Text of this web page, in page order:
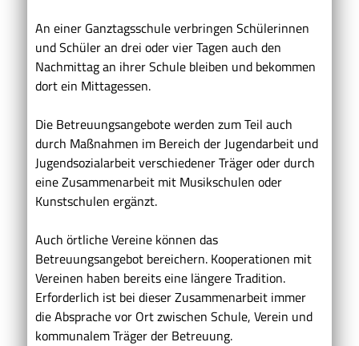
An einer Ganztagsschule verbringen Schülerinnen
und Schüler an drei oder vier Tagen auch den
Nachmittag an ihrer Schule bleiben und bekommen
dort ein Mittagessen.
Die Betreuungsangebote werden zum Teil auch
durch Maßnahmen im Bereich der Jugendarbeit und
Jugendsozialarbeit verschiedener Träger oder durch
eine Zusammenarbeit mit Musikschulen oder
Kunstschulen ergänzt.
Auch örtliche Vereine können das
Betreuungsangebot bereichern. Kooperationen mit
Vereinen haben bereits eine längere Tradition.
Erforderlich ist bei dieser Zusammenarbeit immer
die Absprache vor Ort zwischen Schule, Verein und
kommunalem Träger der Betreuung.